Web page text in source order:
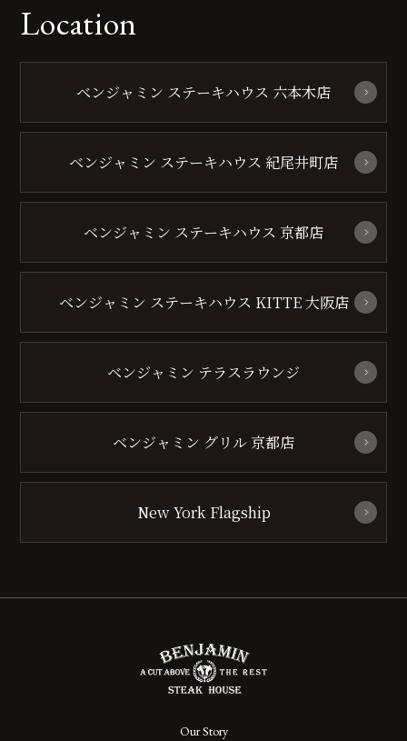
Location
ベンジャミン ステーキハウス 六本木店
ベンジャミン ステーキハウス 紀尾井町店
ベンジャミン ステーキハウス 京都店
ベンジャミン ステーキハウス KITTE 大阪店
ベンジャミン テラスラウンジ
ベンジャミン グリル 京都店
New York Flagship
Our Story